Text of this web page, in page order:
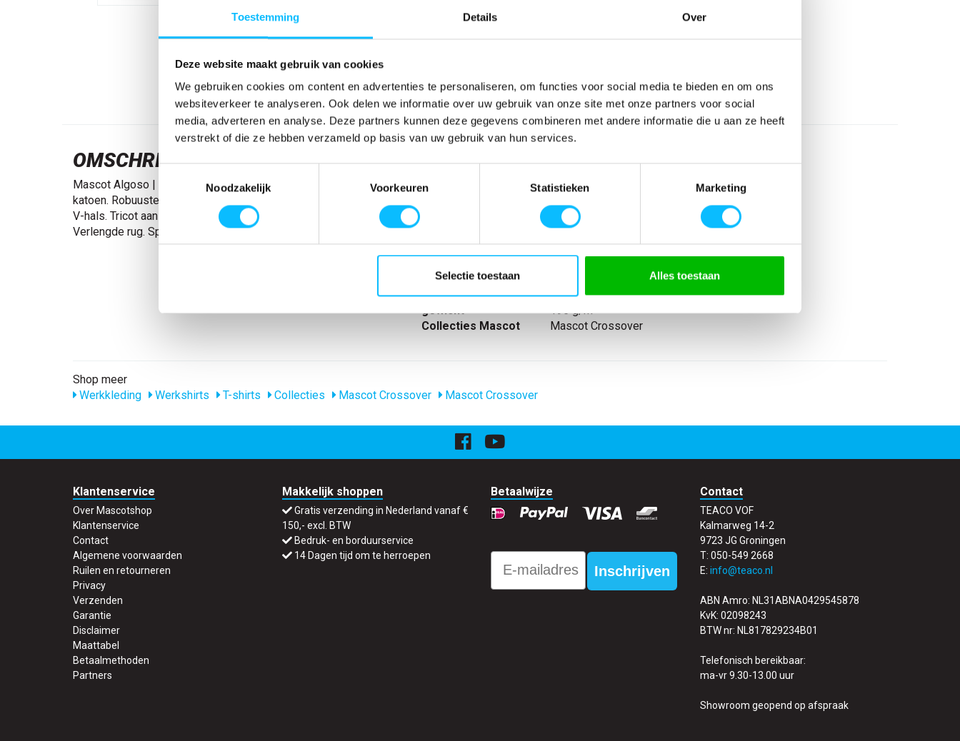
Toestemming Details Over
Deze website maakt gebruik van cookies
We gebruiken cookies om content en advertenties te personaliseren, om functies voor social media te bieden en om ons
websiteverkeer te analyseren. Ook delen we informatie over uw gebruik van onze site met onze partners voor social
media, adverteren en analyse. Deze partners kunnen deze gegevens combineren met andere informatie die u aan ze heeft
verstrekt of die ze hebben verzameld op basis van uw gebruik van hun services.
Toestemmingsselectie
Noodzakelijk
Voorkeuren Statistieken Marketing
Selectie toestaan Alles toestaan
Kies kleur/maat € 20,50
Niet zeker wat jou maat is?Bekijk maattabel
OMSCHRIJVING
Mascot Algoso | 50415-250 | 018-donkerantraciet Gekamd
katoen. Robuuste kwaliteit. Voorgekrompen. Moderne pasvorm.
V-hals. Tricot aan de hals en bij de mouwen. Verstevigde boord.
Verlengde rug. Splitjes aan beide zijden.
SPECIFICATIES
Artikelnummer
-
50415-250
Mascot
Materiaal
100% katoen
Producttype
Levertijd
1-5 werkdagen
gewicht
195 g/m
Collecties Mascot
Mascot Crossover
Shop meer
Werkkleding
Werkshirts T-shirts Collecties Mascot Crossover Mascot Crossover
Klantenservice
Over Mascotshop
Klantenservice
Contact
Algemene voorwaarden
Ruilen en retourneren
Privacy
Verzenden
Garantie
Disclaimer
Maattabel
Betaalmethoden
Partners
Makkelijk shoppen
Gratis verzending in Nederland vanaf €
150,- excl. BTW
Bedruk- en borduurservice
14 Dagen tijd om te herroepen
Betaalwijze
Email
Inschrijven
Contact
TEACO VOF
Kalmarweg 14-2
9723 JG Groningen
T: 050-549 2668
E: info@teaco.nl
ABN Amro: NL31ABNA0429545878
KvK: 02098243
BTW nr: NL817829234B01
Telefonisch bereikbaar:
ma-vr 9.30-13.00 uur
Showroom geopend op afspraak